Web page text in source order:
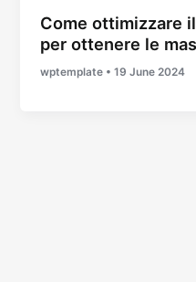
Come ottimizzare
per ottenere le
wptemplate •19 June 2024